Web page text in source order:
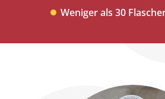
Weniger als 30